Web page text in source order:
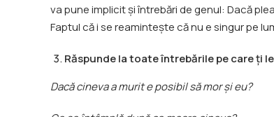
va pune implicit și întrebări de genul: Dacă
Faptul că i se reamintește că nu e singur pe
Răspunde la toate întrebările pe care ți
Dacă cineva a murit e posibil să mor și eu?